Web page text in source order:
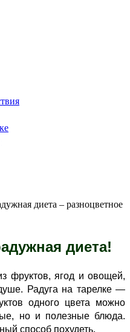
диета – разноцветное
диета!
фруктов, ягод и овощей,
Радуга на тарелке —
одного цвета можно
но и полезные блюда.
способ похудеть.